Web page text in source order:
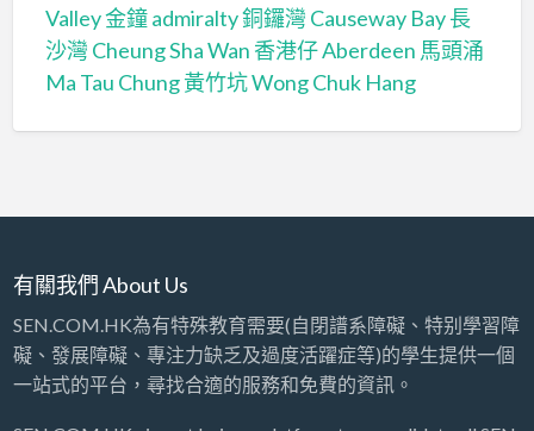
Valley金鐘 admiralty銅鑼灣 Causeway Bay長
沙灣 Cheung Sha Wan 香港仔 Aberdeen 馬頭涌
Ma Tau Chung黃竹坑 Wong Chuk Hang
有關我們 About Us
SEN.COM.HK為有特殊教育需要(自閉譜系障礙、特别學習障
礙、發展障礙、專注力缺乏及過度活躍症等)的學生提供一個
一站式的平台，尋找合適的服務和免費的資訊。